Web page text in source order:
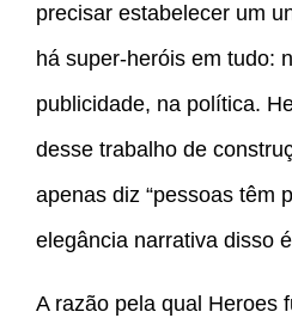
precisar estabelecer um
há super-heróis em tudo:
publicidade, na política.
desse trabalho de
apenas diz “pessoas têm
elegância narrativa disso
A razão pela qual Heroes